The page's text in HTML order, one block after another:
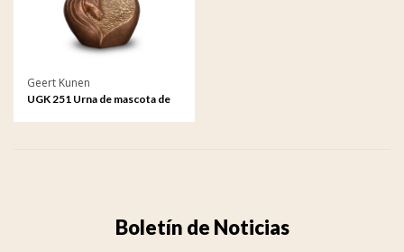
Geert Kunen
UGK 251 Urna de mascota de
Boletín de Noticias